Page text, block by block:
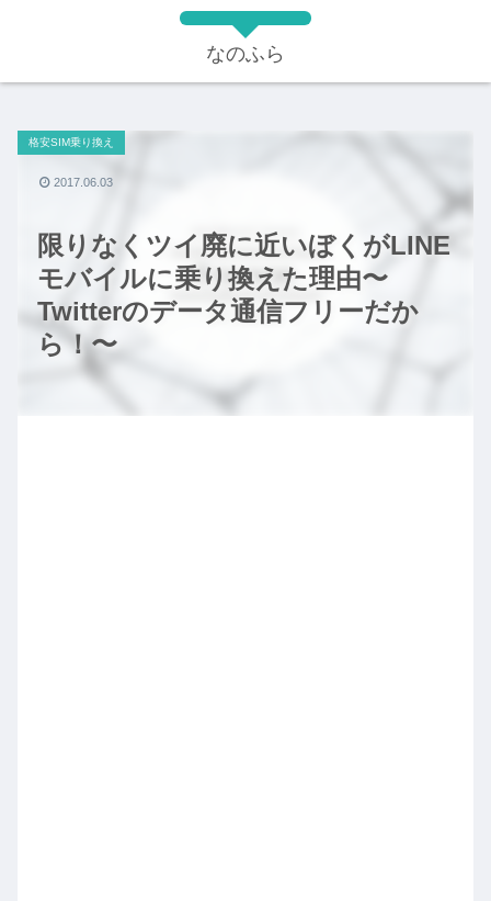
なのふら
限りなくツイ廃に近いぼくがLINE
モバイルに乗り換えた理由〜
Twitterのデータ通信フリーだか
ら！〜
格安SIM乗り換え
2017.06.03